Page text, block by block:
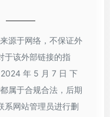
源于网络，不保证外
于该外部链接的指
年 5 月 7 日 下
属于合规合法，后期
系网站管理员进行删